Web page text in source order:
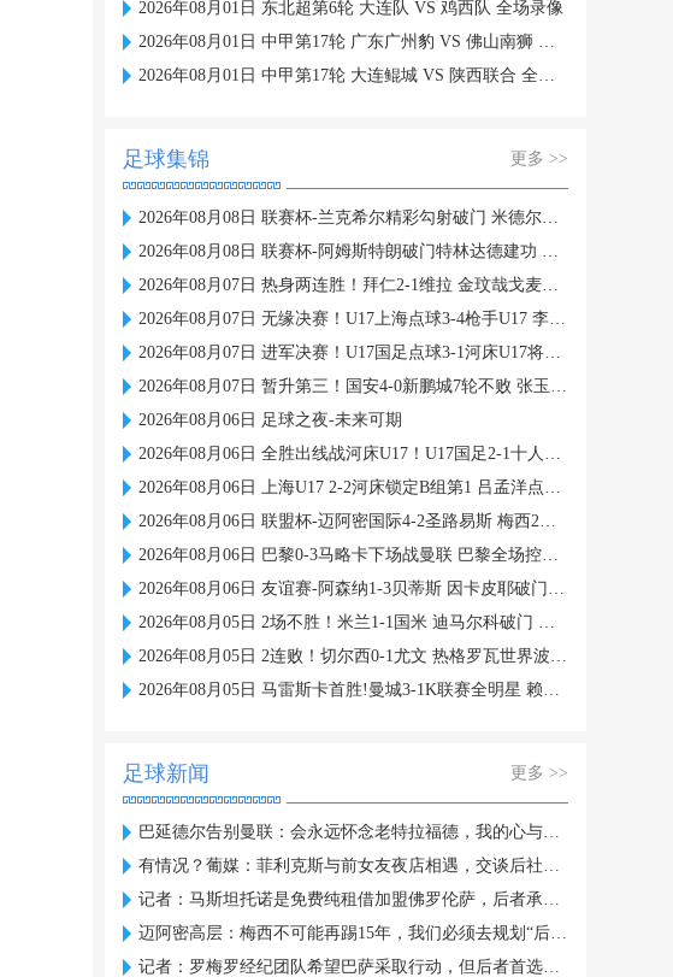
2026年08月01日 东北超第6轮 大连队 VS 鸡西队 全场录像
2026年08月01日 中甲第17轮 广东广州豹 VS 佛山南狮 全场录像
2026年08月01日 中甲第17轮 大连鲲城 VS 陕西联合 全场录像
足球集锦 更多 >>
2026年08月08日 联赛杯-兰克希尔精彩勾射破门 米德尔斯堡1-0雷克瑟姆
2026年08月08日 联赛杯-阿姆斯特朗破门特林达德建功 狼队3-0维尔港
2026年08月07日 热身两连胜！拜仁2-1维拉 金玟哉戈麦斯破门迪亚斯替补建功
2026年08月07日 无缘决赛！U17上海点球3-4枪手U17 李秋甫、李文博失点王启戎扑点
2026年08月07日 进军决赛！U17国足点球3-1河床U17将战阿森纳 江宇涵替补两扑点
2026年08月07日 暂升第三！国安4-0新鹏城7轮不败 张玉宁传射达万双响法比奥破门
2026年08月06日 足球之夜-未来可期
2026年08月06日 全胜出线战河床U17！U17国足2-1十人药厂U17 赵松源登场1分钟传射
2026年08月06日 上海U17 2-2河床锁定B组第1 吕孟洋点射阿布力米破门 将战A组第2
2026年08月06日 联盟杯-迈阿密国际4-2圣路易斯 梅西2射1传 阿伦助攻戴帽
2026年08月06日 巴黎0-3马略卡下场战曼联 巴黎全场控球近6成+8射3正未果
2026年08月06日 友谊赛-阿森纳1-3贝蒂斯 因卡皮耶破门难救主 福纳尔斯1射2传
2026年08月05日 2场不胜！米兰1-1国米 迪马尔科破门 恩昆库造点+点射拉莫斯登场
2026年08月05日 2连败！切尔西0-1尤文 热格罗瓦世界波制胜穆德里克时隔614天复出
2026年08月05日 马雷斯卡首胜!曼城3-1K联赛全明星 赖因德斯努里破门塞梅尼奥助攻
足球新闻 更多 >>
巴延德尔告别曼联：会永远怀念老特拉福德，我的心与你们同在
有情况？葡媒：菲利克斯与前女友夜店相遇，交谈后社媒再次互关
记者：马斯坦托诺是免费纯租借加盟佛罗伦萨，后者承担全额薪水
迈阿密高层：梅西不可能再踢15年，我们必须去规划“后梅西时代”
记者：罗梅罗经纪团队希望巴萨采取行动，但后者首选引进罗德里